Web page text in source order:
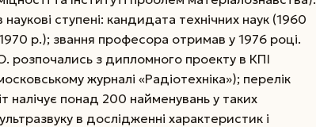
ступені: кандидата технічних наук (1960
р.); звання професора отримав у 1976 році.
розпочались з дипломного проекту в КПІ
журналі «Радіотехніка»); перелік
налічує понад 200 найменувань у таких
в дослідженні характеристик і